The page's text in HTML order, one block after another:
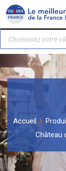
Panneau de
Skip
content
Recherche
produits
Accueil
Château